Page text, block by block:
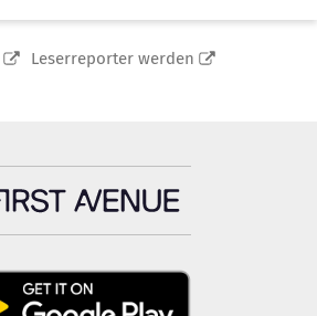
Leserreporter werden